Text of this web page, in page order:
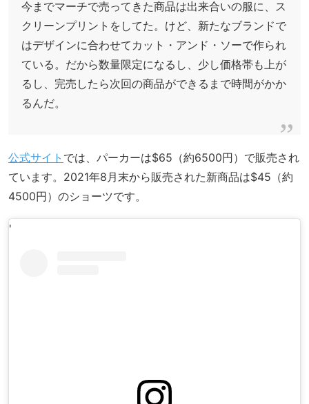
今までマーチで売ってきた商品は出来合いの服に、ス
クリーンプリントをしてた。けど、新たなブランドで
はデザインに合わせてカット・アンド・ソーで作られ
ている。だから数量限定になるし、少し価格帯も上が
るし、完売したら次回の商品ができるまで時間がかか
るんだ。
公式サイト では、パーカーは$65（約6500円）で販売され
ています。2021年8月末から販売された新商品は$45（約
4500円）のショーツです。
'